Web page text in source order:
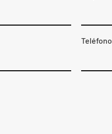
Teléfono